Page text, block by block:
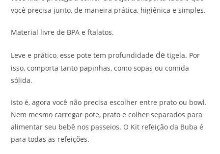
você precisa junto, de maneira prática, higiênica e simples.
Material livre de BPA e ftalatos.
Leve e prático, esse pote tem profundidade de tigela. Por
isso, comporta tanto papinhas, como sopas ou comida
sólida.
Isto é, agora você não precisa escolher entre prato ou bowl.
Nem mesmo carregar pote, prato e colher separados para
alimentar seu bebê nos passeios. O Kit refeição da Buba é
para todas as refeições.